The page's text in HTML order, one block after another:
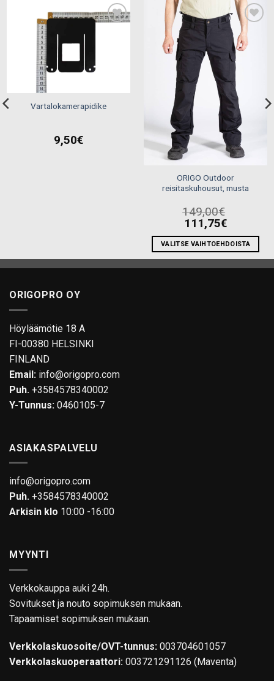
Vartalokamerapidike
9,50€
Add to
wishlist
ORIGO Outdoor
reisitaskuhousut, musta
149,00€
111,75€
VALITSE VAIHTOEHDOISTA
Tällä
tuotteella
ORIGOPRO OY
Höyläämötie 18 A
FI-00380 HELSINKI
FINLAND
Email: info@origopro.com
Puh. +3584578340002
Y-Tunnus: 0460105-7
ASIAKASPALVELU
info@origopro.com
Puh. +3584578340002
Arkisin klo 10:00 -16:00
MYYNTI
Verkkokauppa auki 24h.
Sovitukset ja nouto sopimuksen mukaan.
Tapaamiset sopimuksen mukaan.
Verkkolaskuosoite/OVT-tunnus: 003704601057
Verkkolaskuoperaattori: 003721291126 (Maventa)